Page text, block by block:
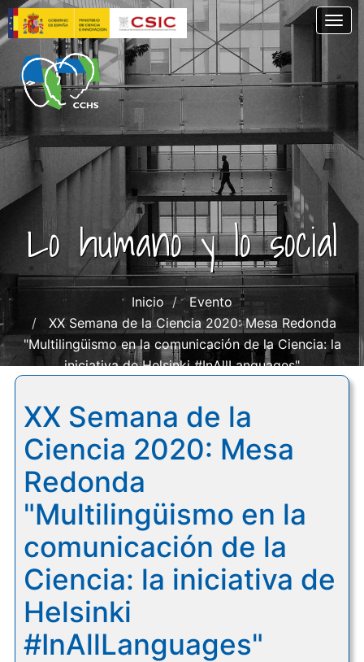
Pasar
al
contenido
principal
Lo humano y lo social
Inicio
Evento
XX Semana de la Ciencia 2020: Mesa Redonda
"Multilingüismo en la comunicación de la Ciencia: la
iniciativa de Helsinki #InAllLanguages"
XX Semana de la
Ciencia 2020: Mesa
Redonda
"Multilingüismo en la
comunicación de la
Ciencia: la iniciativa de
Helsinki
#InAllLanguages"